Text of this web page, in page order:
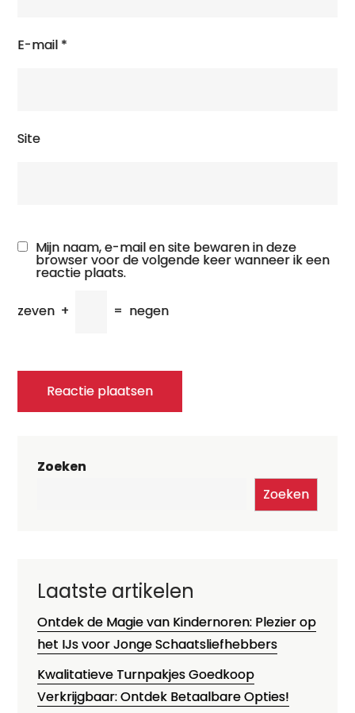
E-mail *
Site
Mijn naam, e-mail en site bewaren in deze
browser voor de volgende keer wanneer ik een
reactie plaats.
zeven + = negen
Zoeken
Zoeken
Laatste artikelen
Ontdek de Magie van Kindernoren: Plezier op
het IJs voor Jonge Schaatsliefhebbers
Kwalitatieve Turnpakjes Goedkoop
Verkrijgbaar: Ontdek Betaalbare Opties!